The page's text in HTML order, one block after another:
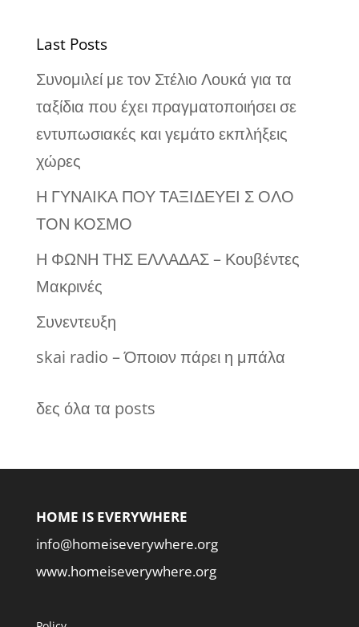
Last Posts
Συνομιλεί με τον Στέλιο Λουκά για τα
ταξίδια που έχει πραγματοποιήσει σε
εντυπωσιακές και γεμάτο εκπλήξεις
χώρες
Η ΓΥΝΑΙΚΑ ΠΟΥ ΤΑΞΙΔΕΥΕΙ Σ ΟΛΟ
ΤΟΝ ΚΟΣΜΟ
Η ΦΩΝΗ ΤΗΣ ΕΛΛΑΔΑΣ – Κουβέντες
Μακρινές
Συνεντευξη
skai radio – Όποιον πάρει η μπάλα
δες όλα τα posts
HOME IS EVERYWHERE
info@homeiseverywhere.org
www.homeiseverywhere.org